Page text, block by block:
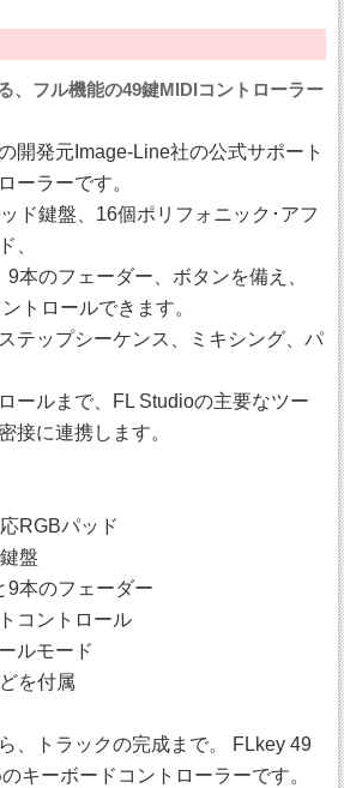
、フル機能の49鍵MIDIコントローラー
開発元Image-Line社の公式サポート
ーラーです。
ド鍵盤、16個ポリフォニック･アフ
、
本のフェーダー、ボタンを備え、
トロールできます。
テップシーケンス、ミキシング、パ
ールまで、FL Studioの主要なツー
接に連携します。
RGBパッド
盤
9本のフェーダー
コントロール
ルモード
を付属
、トラックの完成まで。 FLkey 49
キーボードコントローラーです。